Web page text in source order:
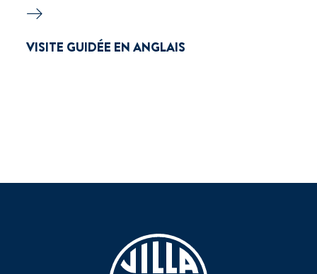
VISITE GUIDÉE EN ANGLAIS